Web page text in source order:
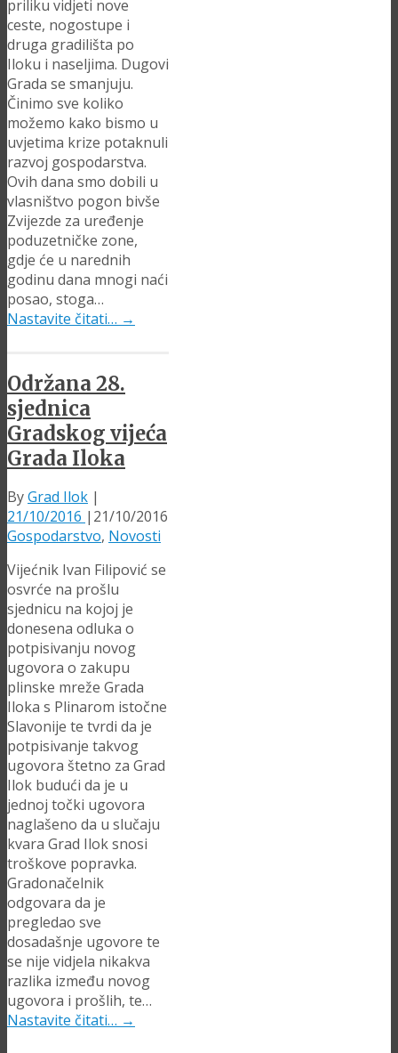
priliku vidjeti nove
ceste, nogostupe i
druga gradilišta po
Iloku i naseljima. Dugovi
Grada se smanjuju.
Činimo sve koliko
možemo kako bismo u
uvjetima krize potaknuli
razvoj gospodarstva.
Ovih dana smo dobili u
vlasništvo pogon bivše
Zvijezde za uređenje
poduzetničke zone,
gdje će u narednih
godinu dana mnogi naći
posao, stoga…
Nastavite čitati… →
Održana 28.
sjednica
Gradskog vijeća
Grada Iloka
ByGrad Ilok |
21/10/2016 | 21/10/2016
Gospodarstvo, Novosti
Vijećnik Ivan Filipović se
osvrće na prošlu
sjednicu na kojoj je
donesena odluka o
potpisivanju novog
ugovora o zakupu
plinske mreže Grada
Iloka s Plinarom istočne
Slavonije te tvrdi da je
potpisivanje takvog
ugovora štetno za Grad
Ilok budući da je u
jednoj točki ugovora
naglašeno da u slučaju
kvara Grad Ilok snosi
troškove popravka.
Gradonačelnik
odgovara da je
pregledao sve
dosadašnje ugovore te
se nije vidjela nikakva
razlika između novog
ugovora i prošlih, te…
Nastavite čitati… →